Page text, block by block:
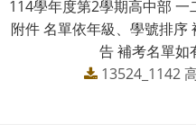
114學年度第2學期高中部
附件 名單依年級、學號排序
告 補考名單如
13524_1142